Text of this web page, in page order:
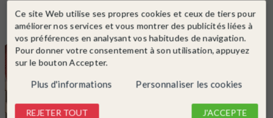
Ce site Web utilise ses propres cookies et ceux de tiers pour
améliorer nos services et vous montrer des publicités liées à
vos préférences en analysant vos habitudes de navigation.
Pour donner votre consentement à son utilisation, appuyez
sur le bouton Accepter.
Plus d'informations Personnaliser les cookies
REJETER TOUT J'ACCEPTE